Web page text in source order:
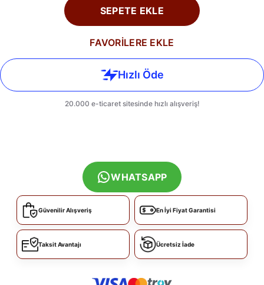
SEPETE EKLE
FAVORİLERE EKLE
WHATSAPP
Güvenilir Alışveriş En İyi Fiyat Garantisi
Taksit Avantajı Ücretsiz İade